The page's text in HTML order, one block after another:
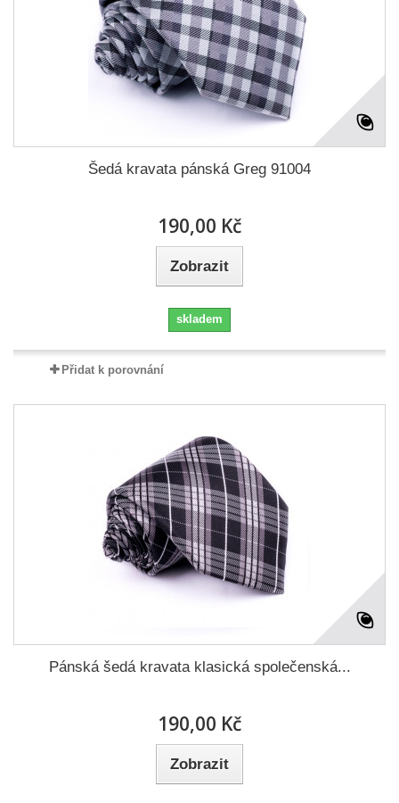
Šedá kravata pánská Greg 91004
190,00 Kč
Zobrazit
skladem
Přidat k porovnání
Pánská šedá kravata klasická společenská...
190,00 Kč
Zobrazit